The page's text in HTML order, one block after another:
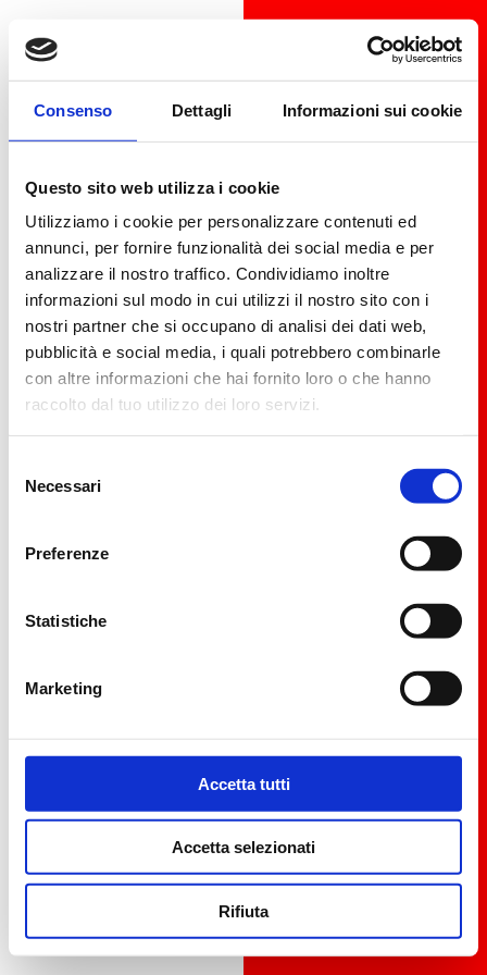
Consenso Dettagli Informazioni sui cookie
Questo sito web utilizza i cookie
Utilizziamo i cookie per personalizzare contenuti ed
annunci, per fornire funzionalità dei social media e per
analizzare il nostro traffico. Condividiamo inoltre
informazioni sul modo in cui utilizzi il nostro sito con i
nostri partner che si occupano di analisi dei dati web,
pubblicità e social media, i quali potrebbero combinarle
con altre informazioni che hai fornito loro o che hanno
raccolto dal tuo utilizzo dei loro servizi.
delNecessari
Preferenze
Statistiche
Marketing
Accetta tutti
Accetta selezionati
Rifiuta
Martina
Sito Ufficiale
Team